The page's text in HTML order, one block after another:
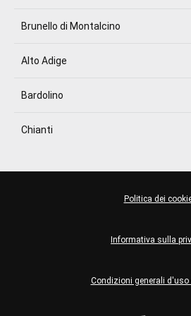
Brunello di Montalcino
Alto Adige
Bardolino
Chianti
Condizioni generali d'uso
Informativa sulla
Politica dei